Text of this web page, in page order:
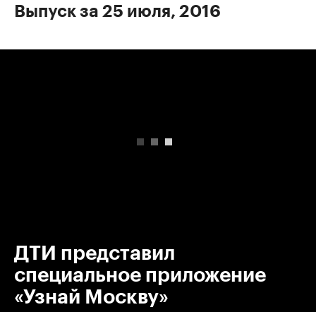
Выпуск за 25 июля, 2016
ДТИ представил
специальное приложение
«Узнай Москву»